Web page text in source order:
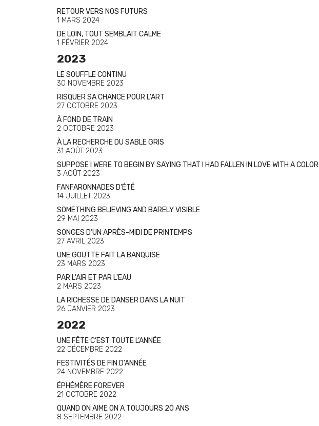
RETOUR VERS NOS FUTURS
1 MARS 2024
DE LOIN, TOUT SEMBLAIT CALME
1 FÉVRIER 2024
2023
LE SOUFFLE CONTINU
30 NOVEMBRE 2023
RISQUER SA CHANCE POUR L'ART
27 OCTOBRE 2023
À FOND DE TRAIN
2 OCTOBRE 2023
À LA RECHERCHE DU SABLE GRIS
31 AOÛT 2023
SUPPOSE I WERE TO BEGIN BY SAYING THAT I HAD FALLEN IN LOVE WITH A COLOR
3 AOÛT 2023
FANFARONNADES D'ÉTÉ
14 JUILLET 2023
SOMETHING BELIEVING AND BARELY VISIBLE
29 MAI 2023
SONGES D’UN APRÈS-MIDI DE PRINTEMPS
27 AVRIL 2023
UNE GOUTTE FAIT LA BANQUISE
23 MARS 2023
PAR L'AIR ET PAR L'EAU
2 MARS 2023
LA RICHESSE DE DANSER DANS LA NUIT
26 JANVIER 2023
2022
UNE FÊTE C’EST TOUTE L’ANNÉE
22 DÉCEMBRE 2022
FESTIVITÉS DE FIN D'ANNÉE
24 NOVEMBRE 2022
ÉPHÉMÈRE FOREVER
21 OCTOBRE 2022
QUAND ON AIME ON A TOUJOURS 20 ANS
8 SEPTEMBRE 2022